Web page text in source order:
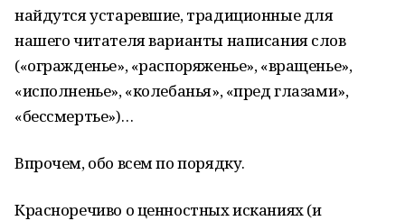
найдутся устаревшие, традиционные для
нашего читателя варианты написания слов
(«огражденье», «распоряженье», «вращенье»,
«исполненье», «колебанья», «пред глазами»,
«бессмертье»)…
Впрочем, обо всем по порядку.
Красноречиво о ценностных исканиях (и